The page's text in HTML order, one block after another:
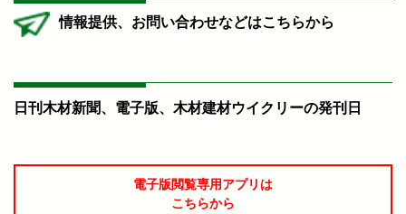
情報提供、お問い合わせなどはこちらから
日刊木材新聞、電子版、木材建材ウイクリーの発刊日
電子版閲覧専用アプリは
こちらから